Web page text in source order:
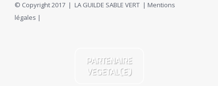
© Copyright 2017 | LA GUILDE SABLE VERT | Mentions
légales |